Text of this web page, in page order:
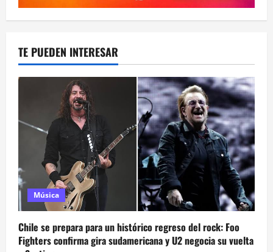
TE PUEDEN INTERESAR
Música
Chile se prepara para un histórico regreso del rock: Foo
Fighters confirma gira sudamericana y U2 negocia su vuelta